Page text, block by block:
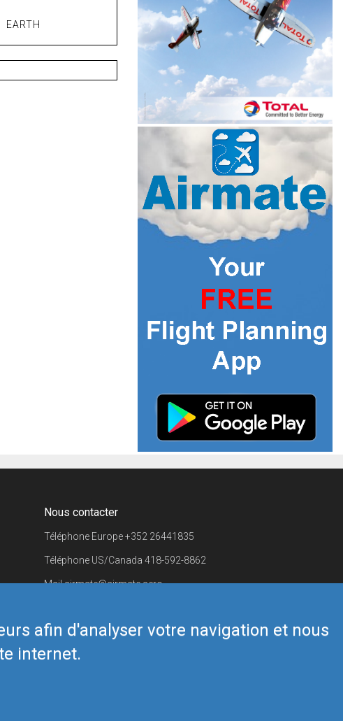
afin d'analyser votre navigation et nous
internet.
EARTH
Nous contacter
Téléphone Europe+352 26441835
Téléphone US/Canada 418-592-8862
Mailairmate@airmate.aero